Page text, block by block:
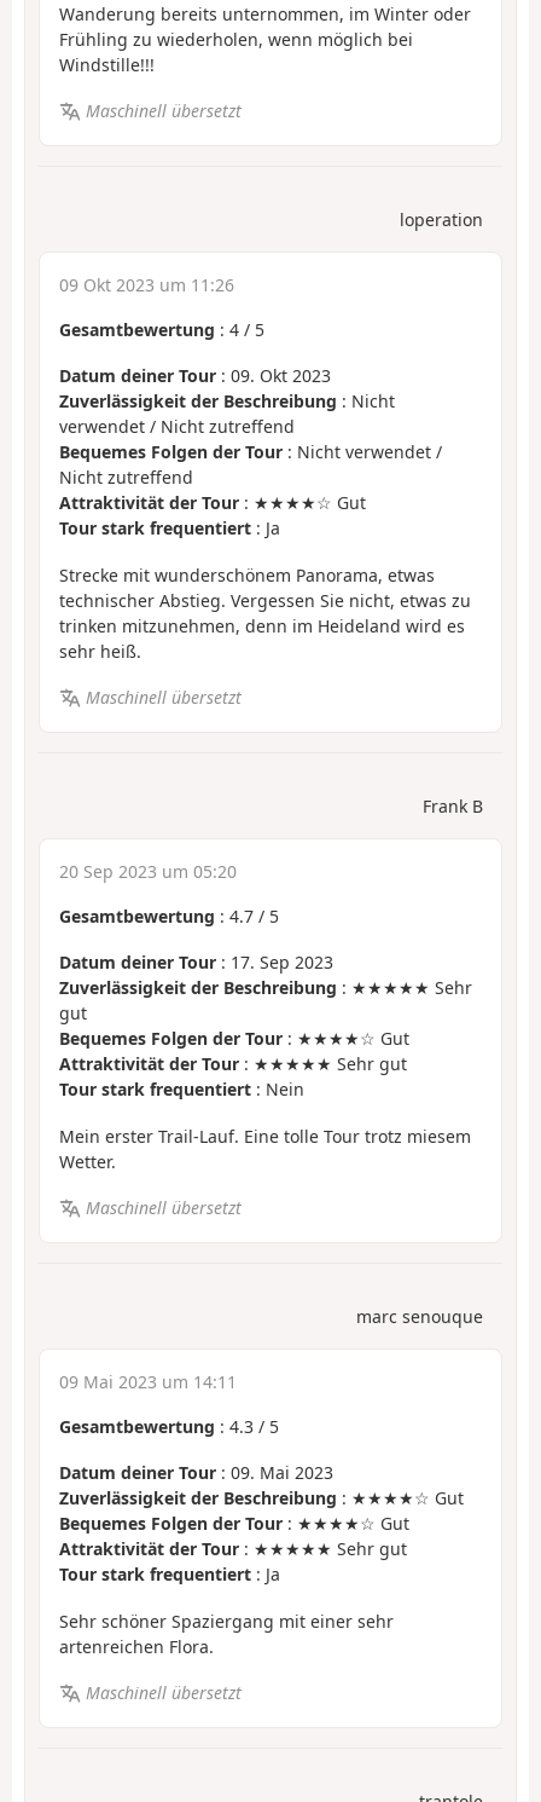
Wanderung bereits unternommen, im Winter oder
Frühling zu wiederholen, wenn möglich bei
Windstille!!!
Maschinell übersetzt
loperation
09 Okt 2023 um 11:26
Gesamtbewertung : 4 / 5
Datum deiner Tour : 09. Okt 2023
Zuverlässigkeit der Beschreibung : Nicht
verwendet / Nicht zutreffend
Bequemes Folgen der Tour : Nicht verwendet /
Nicht zutreffend
Attraktivität der Tour : ★★★★☆ Gut
Tour stark frequentiert : Ja
Strecke mit wunderschönem Panorama, etwas
technischer Abstieg. Vergessen Sie nicht, etwas zu
trinken mitzunehmen, denn im Heideland wird es
sehr heiß.
Maschinell übersetzt
Frank B
20 Sep 2023 um 05:20
Gesamtbewertung : 4.7 / 5
Datum deiner Tour : 17. Sep 2023
Zuverlässigkeit der Beschreibung : ★★★★★ Sehr
gut
Bequemes Folgen der Tour : ★★★★☆ Gut
Attraktivität der Tour : ★★★★★ Sehr gut
Tour stark frequentiert : Nein
Mein erster Trail-Lauf. Eine tolle Tour trotz miesem
Wetter.
Maschinell übersetzt
marc senouque
09 Mai 2023 um 14:11
Gesamtbewertung : 4.3 / 5
Datum deiner Tour : 09. Mai 2023
Zuverlässigkeit der Beschreibung : ★★★★☆ Gut
Bequemes Folgen der Tour : ★★★★☆ Gut
Attraktivität der Tour : ★★★★★ Sehr gut
Tour stark frequentiert : Ja
Sehr schöner Spaziergang mit einer sehr
artenreichen Flora.
Maschinell übersetzt